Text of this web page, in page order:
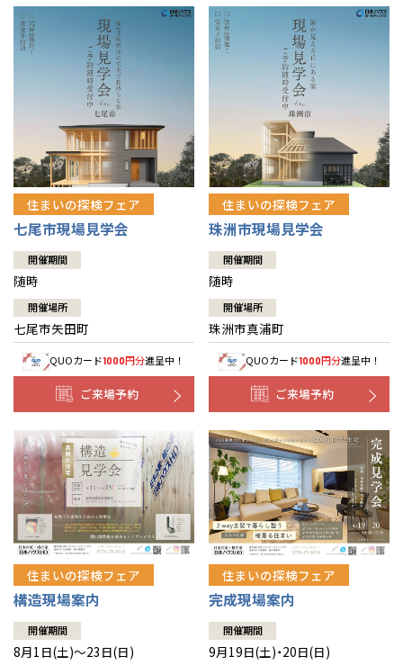
住まいの探検フェア
七尾市現場見学会
開催期間
随時
開催場所
七尾市矢田町
QUOカード1000円分進呈中！
ご来場予約
住まいの探検フェア
珠洲市現場見学会
開催期間
随時
開催場所
珠洲市真浦町
QUOカード1000円分進呈中！
ご来場予約
住まいの探検フェア
構造現場案内
開催期間
8月1日(土)～23日(日)
住まいの探検フェア
完成現場案内
開催期間
9月19日(土)・20日(日)